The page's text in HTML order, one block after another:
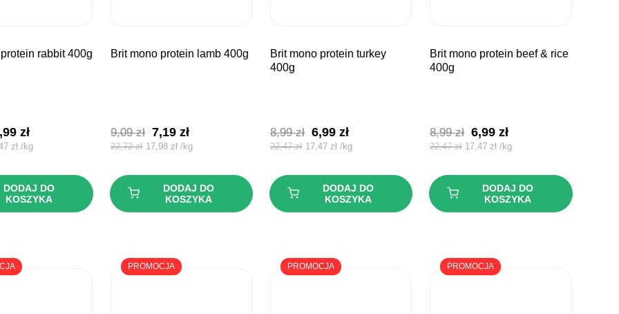
protein rabbit 400g
zł.
złAktualna
cena
6,99 zł.
zł /kg
DODAJ DO
KOSZYKA
brit mono protein lamb 400g
9,09zł Pierwotna
cena
9,09 zł.
7,19 złAktualna
cena
7,19 zł.
22,72zł 17,98 zł /kg
DODAJ DO
KOSZYKA
brit mono protein turkey
400g
8,99zł Pierwotna
cena
8,99 zł.
6,99złAktualna
cena
6,99 zł.
22,47zł 17,47 zł /kg
DODAJ DO
KOSZYKA
brit mono protein beef & rice
400g
8,99zł Pierwotna
cena
8,99 zł.
6,99złAktualna
cena
6,99 zł.
22,47zł 17,47 zł /kg
DODAJ DO
KOSZYKA
PROMOCJA PROMOCJA PROMOCJA